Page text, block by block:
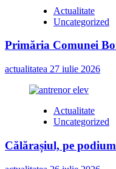
Actualitate
Uncategorized
Primăria Comunei
actualitatea 27 iulie 2026
Actualitate
Uncategorized
Călărașiul, pe